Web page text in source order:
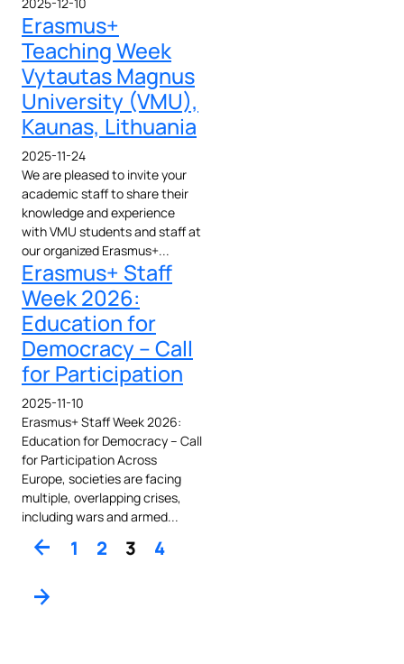
Erasmus+
Teaching Week
Vytautas Magnus
University (VMU),
Kaunas, Lithuania
2025-11-24
We are pleased to invite your
academic staff to share their
knowledge and experience
with VMU students and staff at
our organized Erasmus+...
Erasmus+ Staff
Week 2026:
Education for
Democracy – Call
for Participation
2025-11-10
Erasmus+ Staff Week 2026:
Education for Democracy – Call
for Participation Across
Europe, societies are facing
multiple, overlapping crises,
including wars and armed...
arrow_back 1 2 3 4
arrow_forward